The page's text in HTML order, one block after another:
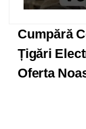
Cumpără
Țigări
Oferta